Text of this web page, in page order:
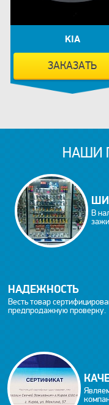
KIA
ЗАКАЗАТЬ
НАШИ
В
НАДЕЖНОСТЬ
Весть товар
предпродажную проверку.